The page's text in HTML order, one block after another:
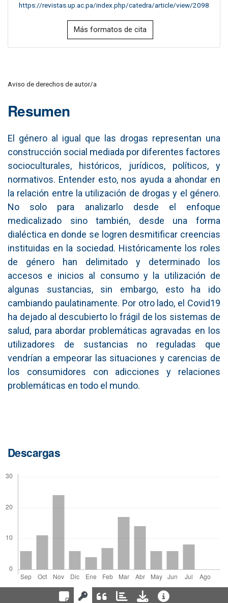
https://revistas.up.ac.pa/index.php/catedra/article/view/2098
Más formatos de cita
Aviso de derechos de autor/a
Resumen
El género al igual que las drogas representan una
construcción social mediada por diferentes factores
socioculturales, históricos, jurídicos, políticos, y
normativos. Entender esto, nos ayuda a ahondar en
la relación entre la utilización de drogas y el género.
No solo para analizarlo desde el enfoque
medicalizado sino también, desde una forma
dialéctica en donde se logren desmitificar creencias
instituidas en la sociedad. Históricamente los roles
de género han delimitado y determinado los
accesos e inicios al consumo y la utilización de
algunas sustancias, sin embargo, esto ha ido
cambiando paulatinamente. Por otro lado, el Covid19
ha dejado al descubierto lo frágil de los sistemas de
salud, para abordar problemáticas agravadas en los
utilizadores de sustancias no reguladas que
vendrían a empeorar las situaciones y carencias de
los consumidores con adicciones y relaciones
problemáticas en todo el mundo.
Descargas